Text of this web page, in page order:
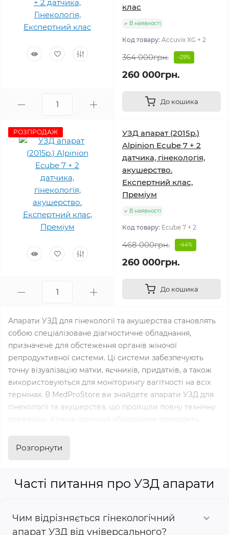
клас
В наявності
Код товару: Accuvix XG + 2
364 000грн. -29%
260 000грн.
До кошика
РОЗПРОДАЖ
УЗД апарат (2015р.)
Alpinion Ecube 7 + 2
датчика, гінекологія,
акушерство.
Експертний клас,
Преміум
В наявності
Код товару: Ecube 7 + 2
468 000грн. -44%
260 000грн.
До кошика
Апарати УЗД для гінекології та акушерства становлять
собою спеціалізоване діагностичне обладнання,
призначене для обстеження органів жіночої
репродуктивної системи. Ці системи забезпечують
точну візуалізацію матки, яєчників, придатків, а також
використовуються для моніторингу вагітності на всіх
термінах. В MedProStore ви знайдете апарати УЗД для
гінекології та акушерства, що пройшли повну технічну
перевірку. Кожна одиниця обладнання проходить
продажем, що гарантує надійну роботу у вашій клініці.
гінекологічних апаратів УЗД
У гінекологічній практиці ультразвукове дослідження
застосовується для діагностики захворювань матки та
Розгорнути
Часті питання про УЗД апарати
Чим відрізняється гінекологічний
апарат УЗД від універсального?